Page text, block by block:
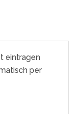
eintragen
per